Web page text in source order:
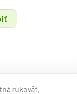
rukoväť,